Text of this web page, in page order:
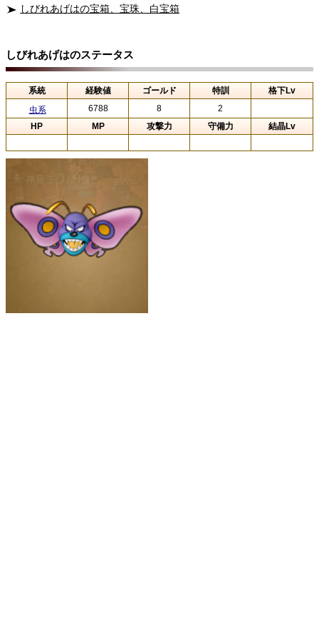
しびれあげはの宝箱、宝珠、白宝箱
しびれあげはのステータス
系統 経験値 ゴールド 特訓
格下Lv
虫系
6788 8
2
HP
MP 攻撃力 守備力 結晶Lv